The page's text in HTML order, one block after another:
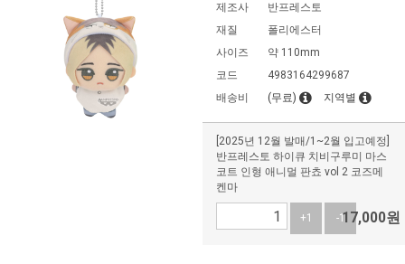
제조사
반프레스토
재질
폴리에스터
사이즈
약 110mm
코드
4983164299687
배송비
(무료) 지역별
[2025년 12월 발매/1~2월 입고예정]
반프레스토 하이큐 치비구루미 마스
코트 인형 애니멀 판쵸 vol 2 코즈메
켄마
+1 -117,000원